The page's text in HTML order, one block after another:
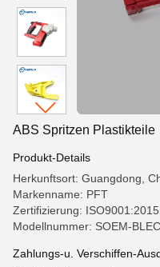
ABS Spritzen Plastikteile
Produkt-Details
Herkunftsort: Guangdong,
Markenname: PFT
Zertifizierung:
Modellnummer: SOEM-
Zahlungs-u. Verschiffen-